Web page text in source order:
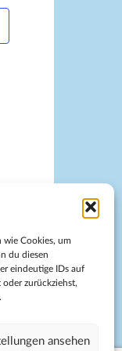
wie Cookies, um
du diesen
eindeutige IDs auf
zurückziehst,
ansehen